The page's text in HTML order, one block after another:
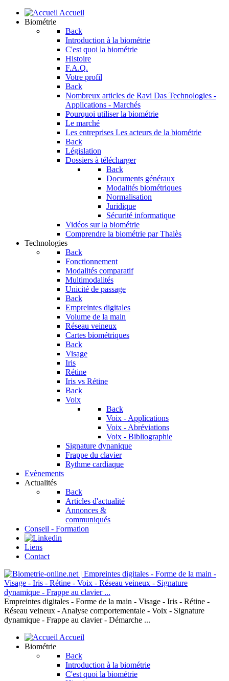
Accueil
Biométrie
Back
Introduction à la biométrie
C'est quoi la biométrie
Histoire
F.A.Q.
Votre profil
Back
Nombreux articles de Ravi Das Technologies -
Applications - Marchés
Pourquoi utiliser la biométrie
Le marché
Les entreprises Les acteurs de la biométrie
Back
Législation
Dossiers à télécharger
Back
Documents généraux
Modalités biométriques
Normalisation
Juridique
Sécurité informatique
Vidéos sur la biométrie
Comprendre la biométrie par Thalès
Technologies
Back
Fonctionnement
Modalités comparatif
Multimodalités
Unicité de passage
Back
Empreintes digitales
Volume de la main
Réseau veineux
Cartes biométriques
Back
Visage
Iris
Rétine
Iris vs Rétine
Back
Voix
Back
Voix - Applications
Voix - Abréviations
Voix - Bibliographie
Signature dynanique
Frappe du clavier
Rythme cardiaque
Evènements
Actualités
Back
Articles d'actualité
Annonces &
communiqués
Conseil - Formation
Liens
Contact
Empreintes digitales - Forme de la main - Visage - Iris - Rétine -
Réseau veineux - Analyse comportementale - Voix - Signature
dynamique - Frappe au clavier - Démarche ...
Accueil
Biométrie
Back
Introduction à la biométrie
C'est quoi la biométrie